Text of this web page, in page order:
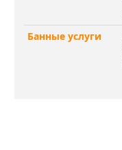
Банные услуги